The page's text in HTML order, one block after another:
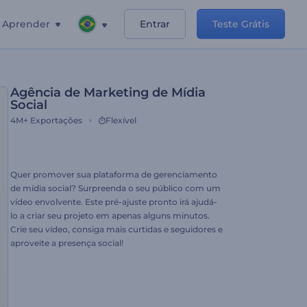
Aprender Entrar Teste Grátis
Agência de Marketing de Mídia
Social
4M+ Exportações Flexível
Quer promover sua plataforma de gerenciamento
de mídia social? Surpreenda o seu público com um
vídeo envolvente. Este pré-ajuste pronto irá ajudá-
lo a criar seu projeto em apenas alguns minutos.
Crie seu vídeo, consiga mais curtidas e seguidores e
aproveite a presença social!